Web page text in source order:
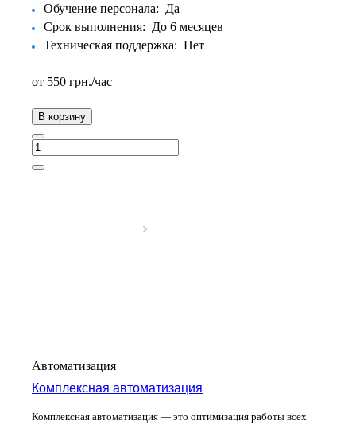
Обучение персонала: Да
Срок выполнения: До 6 месяцев
Техническая поддержка: Нет
от 550 грн./час
В корзину
Автоматизация
Комплексная автоматизация
Комплексная автоматизация — это оптимизация работы всех